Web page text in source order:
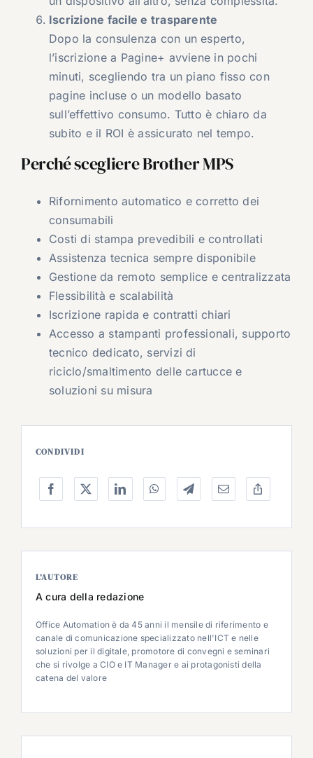
Iscrizione facile e trasparente
Dopo la consulenza con un esperto,
l’iscrizione a Pagine+ avviene in pochi
minuti, scegliendo tra un piano fisso con
pagine incluse o un modello basato
sull’effettivo consumo. Tutto è chiaro da
subito e il ROI è assicurato nel tempo.
Perché scegliere Brother MPS
Rifornimento automatico e corretto dei
consumabili
Costi di stampa prevedibili e controllati
Assistenza tecnica sempre disponibile
Gestione da remoto semplice e centralizzata
Flessibilità e scalabilità
Iscrizione rapida e contratti chiari
Accesso a stampanti professionali, supporto
tecnico dedicato, servizi di
riciclo/smaltimento delle cartucce e
soluzioni su misura
CONDIVIDI
L’AUTORE
A cura della redazione
Office Automation è da 45 anni il mensile di riferimento e
canale di comunicazione specializzato nell'ICT e nelle
soluzioni per il digitale, promotore di convegni e seminari
che si rivolge a CIO e IT Manager e ai protagonisti della
catena del valore